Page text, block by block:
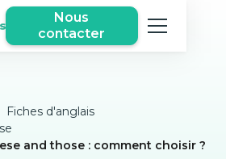
Nous
contacter
Fiches d'anglais
and those : comment choisir ?